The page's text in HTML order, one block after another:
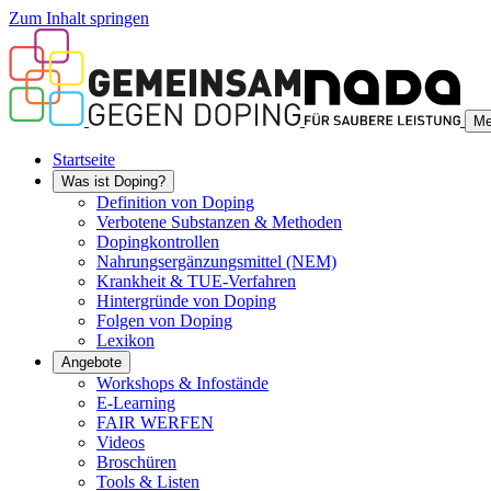
Zum Inhalt springen
Startseite
Was ist Doping?
Definition von Doping
Verbotene Substanzen & Methoden
Dopingkontrollen
Nahrungsergänzungsmittel (NEM)
Krankheit & TUE-Verfahren
Hintergründe von Doping
Folgen von Doping
Lexikon
Angebote
Workshops & Infostände
E-Learning
FAIR WERFEN
Videos
Broschüren
Tools & Listen